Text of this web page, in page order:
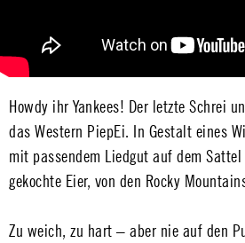
Howdy ihr Yankees! Der letzte Schrei
das Western PiepEi. In Gestalt eines
mit passendem Liedgut auf dem
gekochte Eier, von den Rocky
Zu weich, zu hart – aber nie auf den